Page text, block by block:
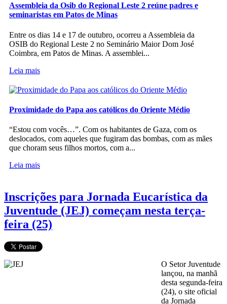
Assembleia da Osib do Regional Leste 2 reúne padres e
seminaristas em Patos de Minas
Entre os dias 14 e 17 de outubro, ocorreu a Assembleia da
OSIB do Regional Leste 2 no Seminário Maior Dom José
Coimbra, em Patos de Minas. A assemblei...
Leia mais
Proximidade do Papa aos católicos do Oriente Médio
“Estou com vocês…”. Com os habitantes de Gaza, com os
deslocados, com aqueles que fugiram das bombas, com as mães
que choram seus filhos mortos, com a...
Leia mais
Inscrições para Jornada Eucarística da
Juventude (JEJ) começam nesta terça-
feira (25)
O Setor Juventude
lançou, na manhã
desta segunda-feira
(24), o site oficial
da Jornada